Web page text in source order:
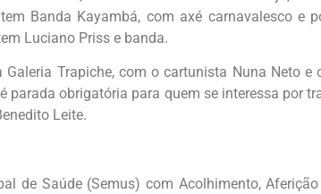
Banda Kayambá, com axé carnavalesco e
Luciano Priss e banda.
Trapiche, com o cartunista Nuna Neto e
parada obrigatória para quem se interessa por
Leite.
de Saúde (Semus) com Acolhimento,